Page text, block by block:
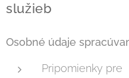
služieb
Osobné údaje
Pripomienky pre